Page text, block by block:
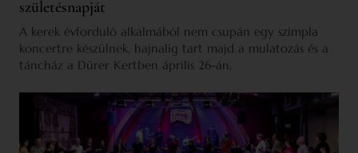
születésnapját
A kerek évforduló alkalmából nem csupán egy szimpla
koncertre készülnek, hajnalig tart majd a mulatozás és a
táncház a Dürer Kertben április 26-án.